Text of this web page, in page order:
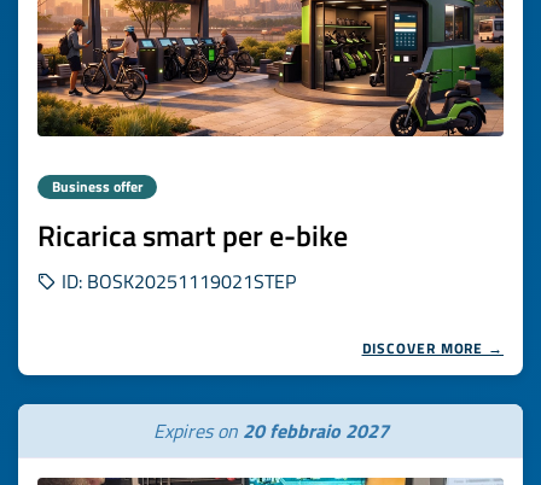
Business offer
Ricarica smart per e-bike
ID: BOSK20251119021STEP
DISCOVER MORE →
Expires on 20 febbraio 2027